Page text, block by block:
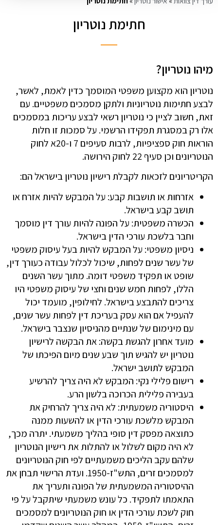
חתימת נוטריון
מיהו נוטריון?
נוטריון הוא מקצוען משפטי המוסמך כדין לאמת, לאשר,
לבצע חתימות נוטריוניות ולתקן מסמכים משפטיים. עם
זאת, חשוב לציין כי נוטריון רשאי לבצע עריכות במסמכים
אלו רק במסגרת תפקידו הרשמי. על סמכות זו חלות
הוראות חוק ספציפיות, לרבות סעיפים 7 ו-20א לחוק
הנוטריונים וכן סעיף 22 לחוק הירושה.
הקריטריונים לזכאות לקבלת רישיון נוטריון בישראל הם:
אזרחות או תושבות קבע: על המבקש להיות אזרח או
תושב קבע בישראל.
הכשרה משפטית: על הפונה להיות עורך דין מוסמך
וחבר בלשכת עורכי הדין בישראל.
ניסיון משפטי: על המבקש להיות בעל עיסוק משפטי
של עשר שנים לפחות, שיכול לכלול עבודה כעורך דין,
שופט או תפקיד משפטי דומה. מתוך עשר השנים
הללו, לפחות חמש שנים וחצי של עיסוק משפטי היו
צריכים להתבצע בישראל. לחילופין, מועמד יכול
להעפיל אם הוא עסק בעריכת דין לפחות עשר שנים,
עם מינימום של שנתיים מהניסיון שנצבר בישראל.
מועד אחרון להגשת בקשה: את הבקשה לרישיון
נוטריון יש להגיש תוך שבע שנים מיום הפיכתו של
המבקש לתושב ישראל.
רישום פלילי נקי: המבקש לא היה צריך להרשיע
בעבירה פלילית הכרוכה בלשון הרע.
היסטוריה משמעתית: לא היה צריך להרחיק את
המבקש מלשכת עורכי הדין או להשעות ממנה
כתוצאה מפסק דין סופי בהליך משמעתי. יתרה מכך,
לא היה מקום לשלול או להתלות את רישיון הנוטריון
שלהם עקב הליכים משמעתיים לפי חוק הנוטריונים
למסמכים זרים, התש"ז-1950. ועדת הרישוי תבחן את
ההיסטוריה המשמעתית של הפונה ותעריך את
התאמתו לתפקיד. כל עונש משמעתי שיתקבל על פי
חוק לשכת עורכי הדין או חוק הנוטריונים למסמכים